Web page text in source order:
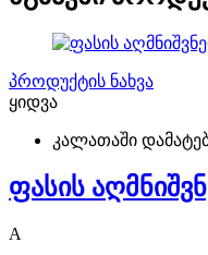
პროდუქტის ნახვა
ყიდვა
კალათაში
ფასის
A